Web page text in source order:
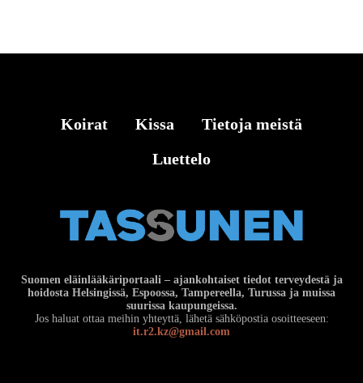
Koirat Kissa
Tietoja meistä
Luettelo
Suomen eläinlääkäriportaali – ajankohtaiset tiedot terveydestä ja
hoidosta Helsingissä, Espoossa, Tampereella, Turussa ja muissa
suurissa kaupungeissa.
Jos haluat ottaa meihin yhteyttä, lähetä sähköpostia osoitteeseen:
it.r2.kz@gmail.com